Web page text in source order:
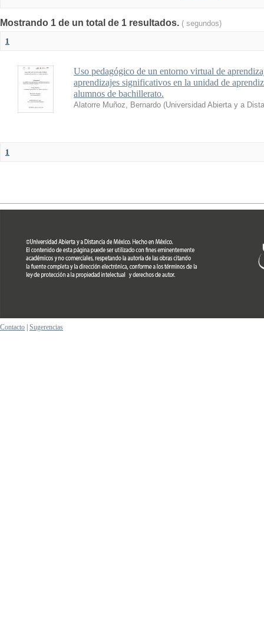
Mostrando 1 de un total de 1 resultados. ( segundos)
1
Uso pedagógico de un entorno virtual de
aprendizajes significativos en la unidad de
alumnos de bachillerato.
Alatorre Muñoz, Bernardo (Universidad Abierta y a
1
Contacto Sugerencias